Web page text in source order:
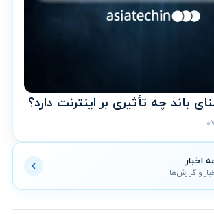
باند چه تأثیری بر اینترنت دارد؟
اخبار
و گزارش‌ها